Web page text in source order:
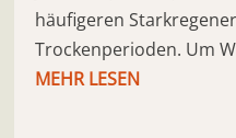
häufigeren
Trockenperioden. Um
MEHR LESEN